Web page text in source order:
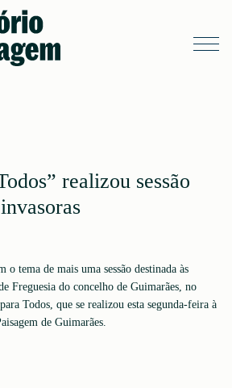
realizou sessão
o tema de mais uma sessão destinada às
Freguesia do concelho de Guimarães, no
Todos, que se realizou esta segunda-feira à
de Guimarães.